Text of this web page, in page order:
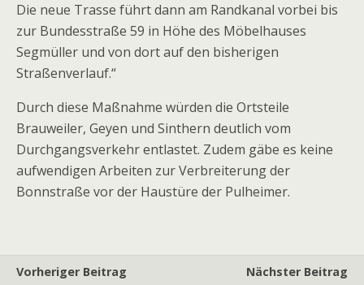
Die neue Trasse führt dann am Randkanal vorbei bis
zur Bundesstraße 59 in Höhe des Möbelhauses
Segmüller und von dort auf den bisherigen
Straßenverlauf.“
Durch diese Maßnahme würden die Ortsteile
Brauweiler, Geyen und Sinthern deutlich vom
Durchgangsverkehr entlastet. Zudem gäbe es keine
aufwendigen Arbeiten zur Verbreiterung der
Bonnstraße vor der Haustüre der Pulheimer.
Vorheriger Beitrag
Nächster Beitrag